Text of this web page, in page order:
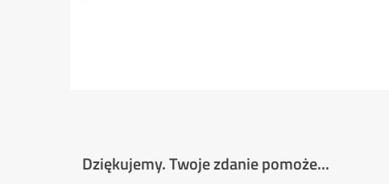
Dziękujemy. Twoje zdanie pomoże...